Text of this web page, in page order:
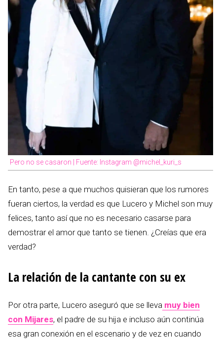
Pero no se casaron | Fuente: Instagram @michel_kuri_s
En tanto, pese a que muchos quisieran que los rumores
fueran ciertos, la verdad es que Lucero y Michel son muy
felices, tanto así que no es necesario casarse para
demostrar el amor que tanto se tienen. ¿Creías que era
verdad?
La relación de la cantante con su ex
Por otra parte, Lucero aseguró que se lleva muy bien
con Mijares, el padre de su hija e incluso aún continúa
esa gran conexión en el escenario y de vez en cuando